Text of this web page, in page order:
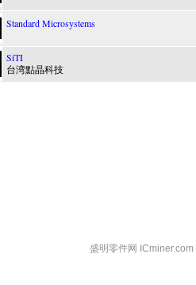
Standard Microsystems
SiTI
台湾點晶科技
盛明零件网 ICminer.com